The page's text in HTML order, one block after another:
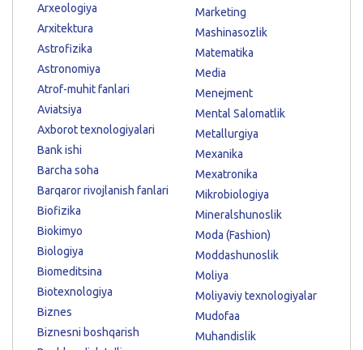
Arxeologiya
Arxitektura
Astrofizika
Astronomiya
Atrof-muhit fanlari
Aviatsiya
Axborot texnologiyalari
Bank ishi
Barcha soha
Barqaror rivojlanish fanlari
Biofizika
Biokimyo
Biologiya
Biomeditsina
Biotexnologiya
Biznes
Biznesni boshqarish
Marketing
Mashinasozlik
Matematika
Media
Menejment
Mental Salomatlik
Metallurgiya
Mexanika
Mexatronika
Mikrobiologiya
Mineralshunoslik
Moda (Fashion)
Moddashunoslik
Moliya
Moliyaviy texnologiyalar
Mudofaa
Muhandislik